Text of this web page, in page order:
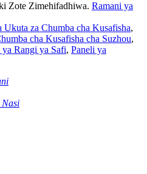
Zote Zimehifadhiwa. Ramani ya
Ukuta za Chumba cha Kusafisha,
cha Kusafisha cha Suzhou,
Rangi ya Safi, Paneli ya
Nasi